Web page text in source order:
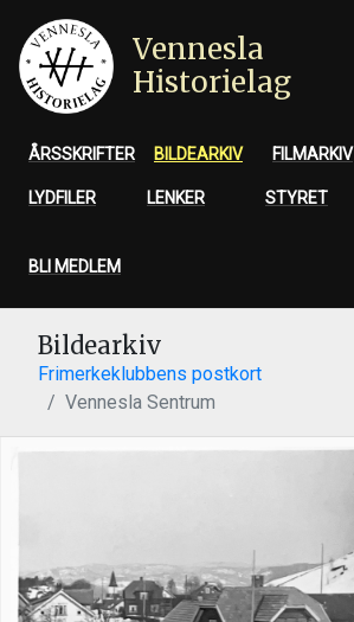
Vennesla
Historielag
ÅRSSKRIFTER BILDEARKIV FILMARKIV
LYDFILER LENKER STYRET
BLI MEDLEM
Bildearkiv
Frimerkeklubbens postkort
Vennesla Sentrum